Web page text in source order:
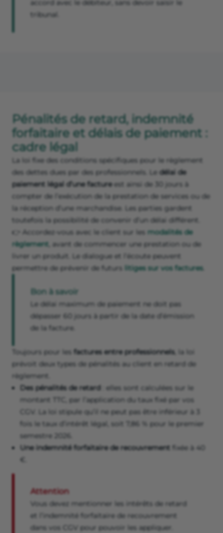
accord avec le débiteur, sans devoir saisir le
tribunal.
Pénalités de retard, indemnité
forfaitaire et délais de paiement :
cadre légal
La loi fixe des conditions spécifiques pour le règlement
des dettes dues par des professionnels. Le délai de
paiement légal d’une factureest ainsi de 30 jours à
compter de l’exécution de la prestation de services ou de
la réception d’une marchandise. Les parties gardent
toutefois la possibilité de convenir d’un délai différent.
👉 Accordez-vous avec le client sur les modalités de
règlement , avant de commencer une prestation ou de
livrer un produit. Le dialogue et l’écoute peuvent
permettre de prévenir de futurs litiges sur vos factures.
Bon à savoir
Le délai maximum de paiement ne doit pas
dépasser 60 jours à partir de la date d’émission
de la facture.
Toujours pour les factures entre professionnels, la loi
prévoit deux types de pénalités au client en retard de
règlement.
Des pénalités de retard : elles sont calculées sur le
montant TTC, par l’application du taux fixé par vos
CGV. La loi stipule qu’il ne peut pas être inférieur à 3
fois le taux d’intérêt légal, soit 7,86 % pour le premier
semestre 2026.
Une indemnité forfaitaire de recouvrement fixée à 40
€.
Attention
Vous devez mentionner les intérêts de retard
et l’indemnité forfaitaire de recouvrement
dans vos CGV pour pouvoir les appliquer.